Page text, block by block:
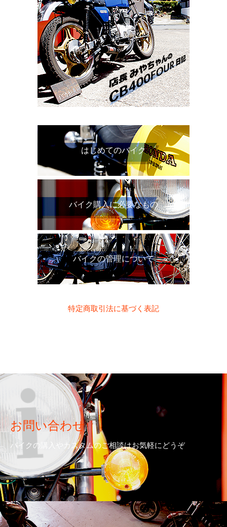
はじめてのバイク
バイク購入に必要なもの
バイクの管理について
特定商取引法に基づく表記
お問い合わせ
バイクの購入やカスタムのご相談はお気軽にどうぞ